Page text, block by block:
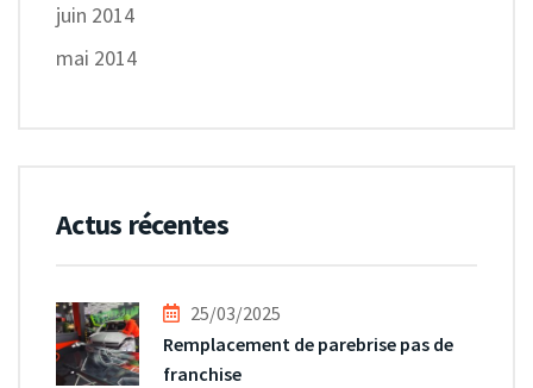
juin 2014
mai 2014
Actus récentes
25/03/2025
Remplacement de parebrise pas de
franchise